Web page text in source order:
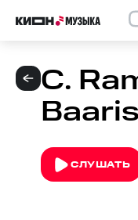
C.
СЛУШАТЬ